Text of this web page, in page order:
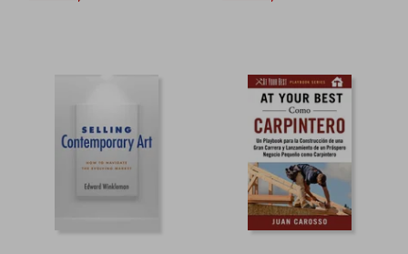
40%
dcto.